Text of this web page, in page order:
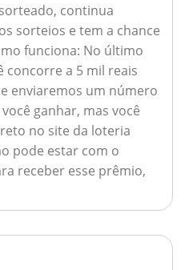
continua
sorteios e tem a chance
funciona: No último
concorre a 5 mil reais
enviaremos um número
ganhar, mas você
no site da loteria
pode estar com o
receber esse prêmio,